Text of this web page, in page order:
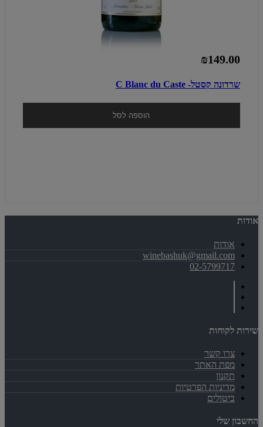
₪149.00
שרדונה קסטל- C Blanc du Caste
הוספה לסל
אודות
אודות
winebashuk@gmail.com
02-5799717
שירות לקוחות
צרו קשר
מפת האתר
תקנון
מדיניות הפרטיות
ביטולים
החשבון שלי